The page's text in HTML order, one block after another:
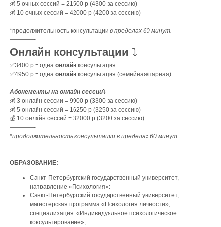
💰 5 очных сессий = 21500 р (4300 за сессию)
💰 10 очных сессий = 42000 р (4200 за сессию)
*продолжительность консультации в пределах 60 минут.
————-
Онлайн консультации ⤵️
✅3400 р = одна онлайн консультация
✅4950 р = одна онлайн консультация (семейная/парная)
————-
Абонементы на онлайн сессии⤵️
💰 3 онлайн сессии = 9900 р (3300 за сессию)
💰 5 онлайн сессий = 16250 р (3250 за сессию)
💰 10 онлайн сессий = 32000 р (3200 за сессию)
————-
*продолжительность консультации в пределах 60 минут.
ОБРАЗОВАНИЕ:
Санкт-Петербургский государственный университет,
направление «Психология»;
Санкт-Петербургский государственный университет,
магистерская программа «Психология личности»,
специализация: «Индивидуальное психологическое
консультирование»;